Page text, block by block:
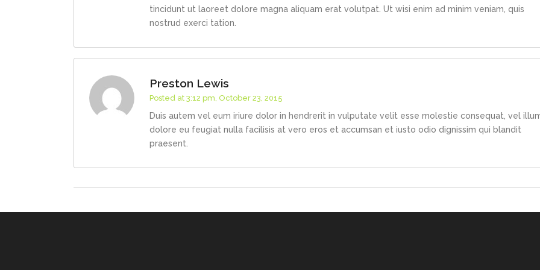
tincidunt ut laoreet dolore magna aliquam erat volutpat. Ut wisi enim ad minim veniam, quis
nostrud exerci tation.
Preston Lewis
Posted at 3:12 pm, October 23, 2015
Duis autem vel eum iriure dolor in hendrerit in vulputate velit esse molestie consequat, vel
dolore eu feugiat nulla facilisis at vero eros et accumsan et iusto odio dignissim qui blandit
praesent.